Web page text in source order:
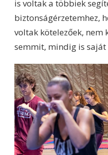
is voltak a többiek
biztonságérzetemhez,
voltak kötelezőek, nem
semmit, mindig is saját